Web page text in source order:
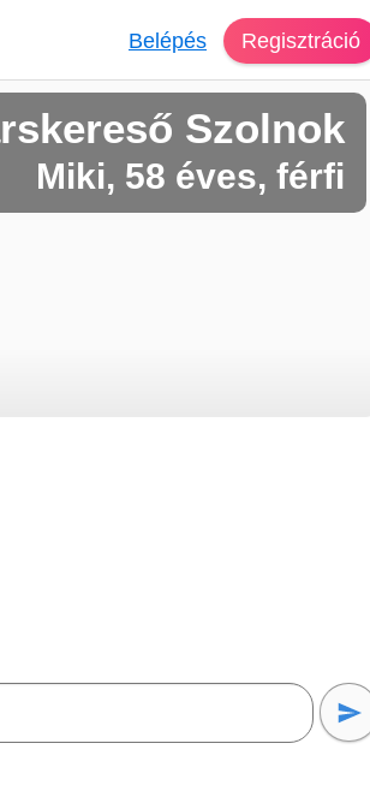
Belépés Regisztráció
Szolnok
Miki, 58 éves, férfi